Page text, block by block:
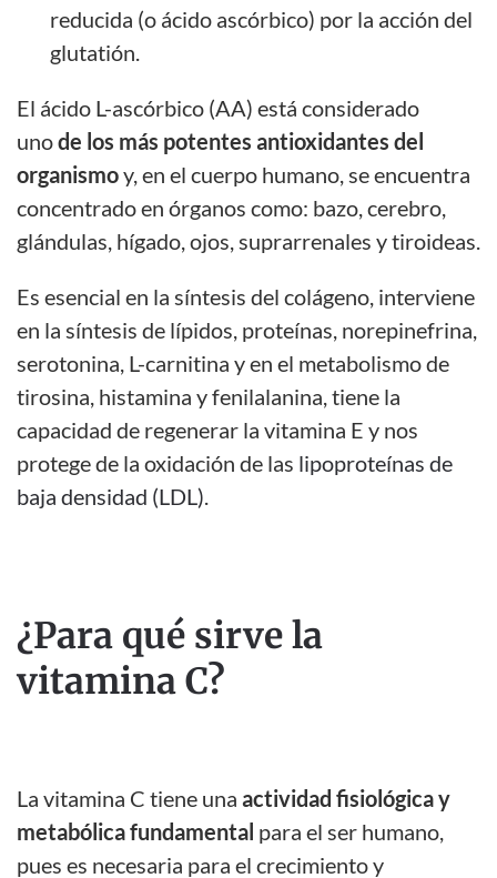
reducida (o ácido ascórbico) por la acción del
glutatión.
El ácido L-ascórbico (AA) está considerado
unode los más potentes antioxidantes del
organismoy, en el cuerpo humano, se encuentra
concentrado en órganos como: bazo, cerebro,
glándulas, hígado, ojos, suprarrenales y tiroideas.
Es esencial en la síntesis del colágeno, interviene
en la síntesis de lípidos, proteínas, norepinefrina,
serotonina, L-carnitina y en el metabolismo de
tirosina, histamina y fenilalanina, tiene la
capacidad de regenerar la vitamina E y nos
protege de la oxidación de las lipoproteínas de
baja densidad (LDL).
¿Para qué sirve la
vitamina C?
La vitamina C tiene una actividad fisiológica y
metabólica fundamental para el ser humano,
pues es necesaria para el crecimiento y